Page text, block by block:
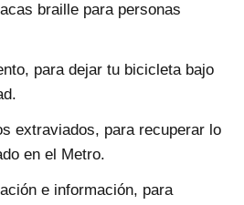
braille para personas
para dejar tu bicicleta bajo
extraviados, para recuperar lo
en el Metro.
e información, para